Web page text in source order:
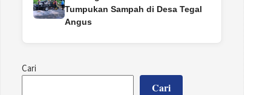
Tumpukan Sampah di Desa Tegal
Angus
Cari
Cari